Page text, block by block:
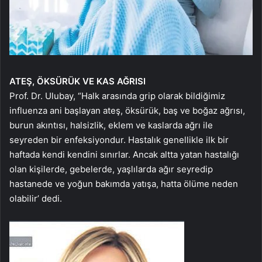
ATEŞ, ÖKSÜRÜK VE KAS AĞRISI
Prof. Dr. Ulubay, “Halk arasında grip olarak bildiğimiz
influenza ani başlayan ateş, öksürük, baş ve boğaz ağrısı,
burun akıntısı, halsizlik, eklem ve kaslarda ağrı ile
seyreden bir enfeksiyondur. Hastalık genellikle ilk bir
haftada kendi kendini sınırlar. Ancak altta yatan hastalığı
olan kişilerde, gebelerde, yaşlılarda ağır seyredip
hastanede ve yoğun bakımda yatışa, hatta ölüme neden
olabilir’ dedi.